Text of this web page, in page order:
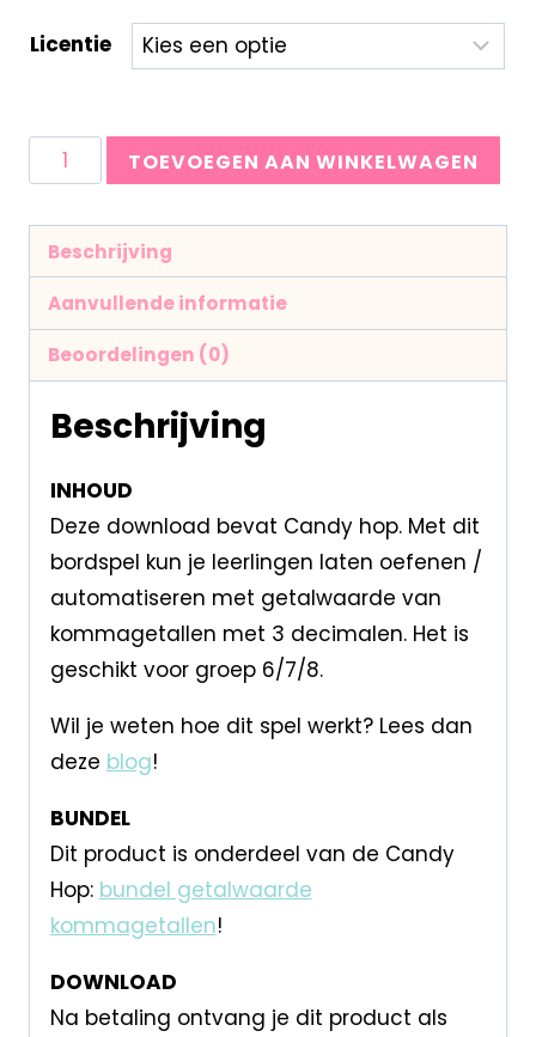
Licentie
TOEVOEGEN AAN WINKELWAGEN
Beschrijving
Aanvullende informatie
Beoordelingen (0)
Beschrijving
INHOUD
Deze download bevat Candy hop. Met dit
bordspel kun je leerlingen laten oefenen /
automatiseren met getalwaarde van
kommagetallen met 3 decimalen. Het is
geschikt voor groep 6/7/8.
Wil je weten hoe dit spel werkt? Lees dan
deze blog!
BUNDEL
Dit product is onderdeel van de Candy
Hop: bundel getalwaarde
kommagetallen!
DOWNLOAD
Na betaling ontvang je dit product als